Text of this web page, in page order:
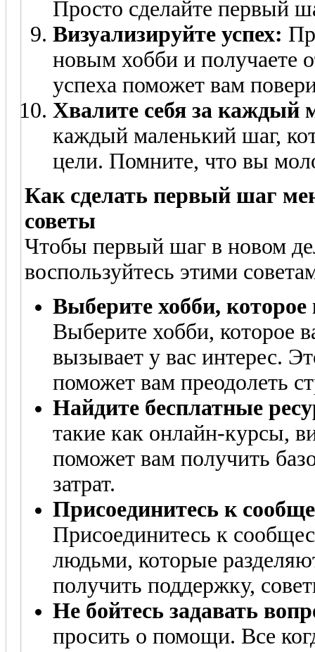
Просто сделайте первый
Визуализируйте успех:
новым хобби и получаете
успеха поможет вам
Хвалите себя за каждый
каждый маленький шаг,
цели. Помните, что вы
Как сделать первый шаг
советы
Чтобы первый шаг в новом
воспользуйтесь этими
Выберите хобби,
Выберите хобби, которое
вызывает у вас интерес.
поможет вам преодолеть
Найдите бесплатные
такие как онлайн-курсы,
поможет вам получить
затрат.
Присоединитесь к
Присоединитесь к
людьми, которые
получить поддержку,
Не бойтесь задавать
просить о помощи. Все